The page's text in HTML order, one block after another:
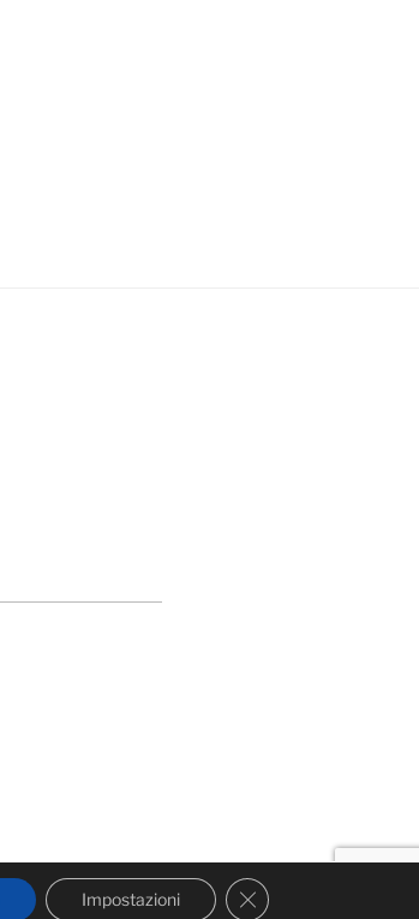
Impostazioni Close GDPR Cookie